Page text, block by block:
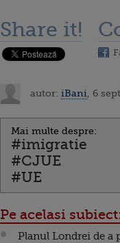
Share it!
autor: iBani , 6
Mai multe despre:
#imigratie
#CJUE
#UE
Pe acelasi subiect:
Planul Londrei de a